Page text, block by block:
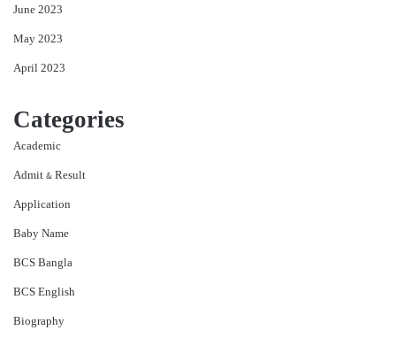
June 2023
May 2023
April 2023
Categories
Academic
Admit & Result
Application
Baby Name
BCS Bangla
BCS English
Biography